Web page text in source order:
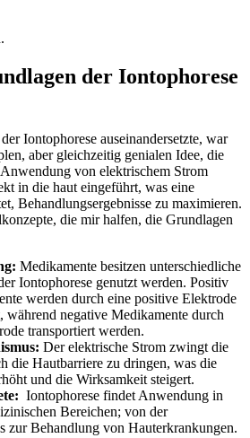
der Iontophorese
Iontophorese auseinandersetzte, war
aber gleichzeitig genialen ​Idee, ‌die
von elektrischem⁢ Strom
in ‍die haut eingeführt, was ​eine‌
Behandlungsergebnisse zu maximieren.
die mir ⁤halfen, ​die Grundlagen
Medikamente besitzen unterschiedliche‌
Iontophorese genutzt werden.⁣ Positiv
werden durch eine positive Elektrode
während ​negative Medikamente durch⁤
⁢transportiert werden.
Der ‌elektrische Strom ‌zwingt‌ die‌
die⁣ Hautbarriere ⁢zu ⁢dringen, was die
und die Wirksamkeit steigert.
​ Iontophorese findet Anwendung in
Bereichen;‍ von⁣ der
zur Behandlung von ‍Hauterkrankungen.